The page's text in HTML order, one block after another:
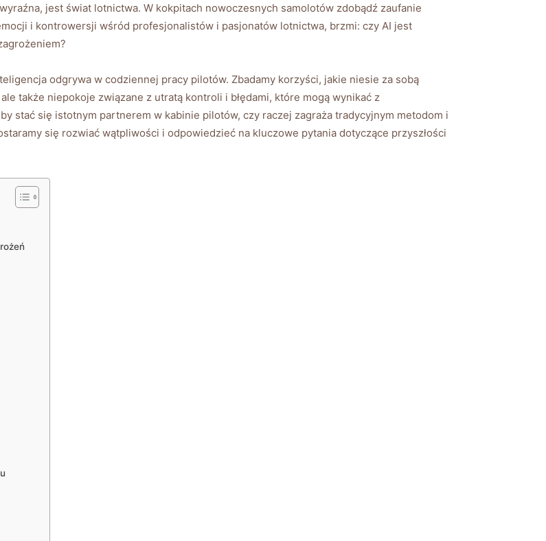
jest świat‌ lotnictwa. W⁣ kokpitach ‍nowoczesnych samolotów zdobądź zaufanie​
i kontrowersji wśród ‌profesjonalistów i pasjonatów lotnictwa, brzmi:‍ czy AI jest
odgrywa w codziennej pracy pilotów. Zbadamy korzyści, jakie niesie ⁤za sobą
także niepokoje związane z utratą kontroli i błędami, które mogą wynikać z
by stać się istotnym partnerem ​w kabinie pilotów, czy raczej ⁤zagraża tradycyjnym metodom ‌i
się rozwiać wątpliwości⁢ i odpowiedzieć na kluczowe pytania dotyczące przyszłości